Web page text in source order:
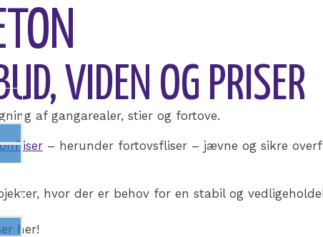
VIDEN OG PRISER
af gangarealer, stier og fortove.
– herunder fortovsfliser – jævne og sikre
hvor der er behov for en stabil og
her!